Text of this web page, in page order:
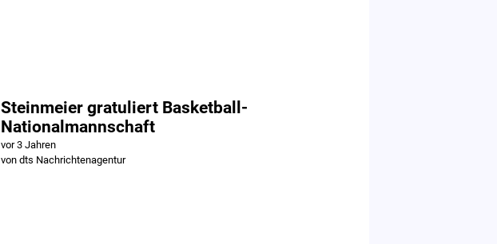
Steinmeier gratuliert Basketball-
Nationalmannschaft
vor 3 Jahren
von dts Nachrichtenagentur